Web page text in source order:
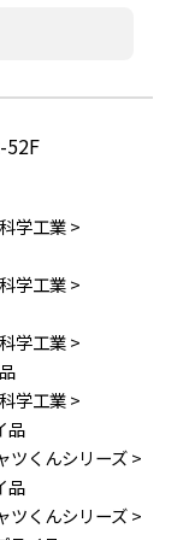
52F
学工業>
学工業>
学工業>
学工業>
品
ツくんシリーズ>
品
ツくんシリーズ>